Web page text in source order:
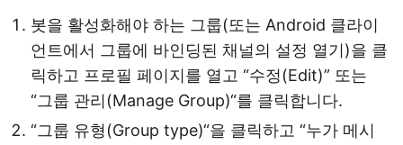
봇을 활성화해야 하는 그룹(또는 Android 클라이
언트에서 그룹에 바인딩된 채널의 설정 열기)을 클
릭하고 프로필 페이지를 열고 “수정(Edit)” 또는
“그룹 관리(Manage Group)“를 클릭합니다.
“그룹 유형(Group type)“을 클릭하고 “누가 메시